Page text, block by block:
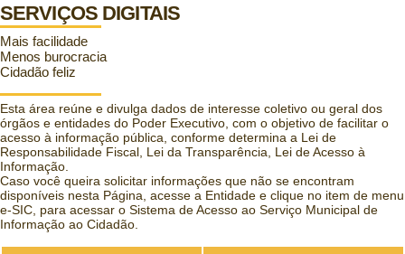
SERVIÇOS DIGITAIS
Mais facilidade
Menos burocracia
Cidadão feliz
Esta área reúne e divulga dados de interesse coletivo ou geral dos
órgãos e entidades do Poder Executivo, com o objetivo de facilitar o
acesso à informação pública, conforme determina a Lei de
Responsabilidade Fiscal, Lei da Transparência, Lei de Acesso à
Informação.
Caso você queira solicitar informações que não se encontram
disponíveis nesta Página, acesse a Entidade e clique no item de menu
e-SIC, para acessar o Sistema de Acesso ao Serviço Municipal de
Informação ao Cidadão.